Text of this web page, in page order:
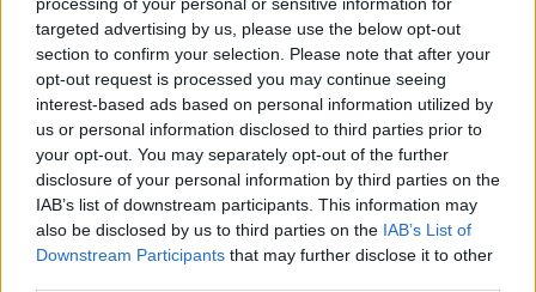
targeted advertising by us, please use the below opt-out
section to confirm your selection. Please note that after your
opt-out request is processed you may continue seeing
interest-based ads based on personal information utilized by
us or personal information disclosed to third parties prior to
your opt-out. You may separately opt-out of the further
disclosure of your personal information by third parties on the
IAB’s list of downstream participants. This information may
also be disclosed by us to third parties on the IAB’s List of
Downstream Participants that may further disclose it to other
Digital Compliance by Design & Legaltech 2024Idén
először szervez közösen konferenciát a Portfolio és a
Wolters Kluwer a témában – körüljárjuk, hogyan hat a
LegalTech és a DigitalCompliance a versenyképességre és
melyek a digitális térben való jelenlétet meghatározó
legfontosabb jogi-szabályozási területek. Vegyen részt Ön
is a jogi, üzleti, informatikai és kiberbiztonsági...